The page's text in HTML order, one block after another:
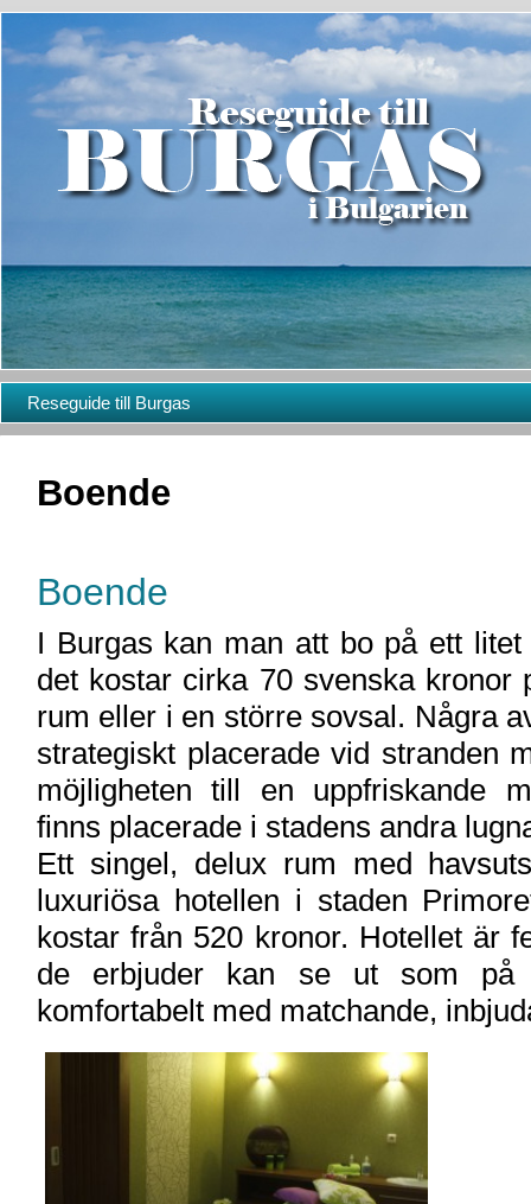
Reseguide till Burgas
Boende
Boende
I Burgas kan man att bo på ett
det kostar cirka 70 svenska kronor
rum eller i en större sovsal. Några
strategiskt placerade vid stranden
möjligheten till en uppfriskande
finns placerade i stadens andra
Ett singel, delux rum med
luxuriösa hotellen i staden
kostar från 520 kronor. Hotellet är
de erbjuder kan se ut som på
komfortabelt med matchande,